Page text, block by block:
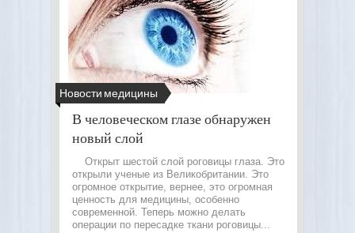
Новости медицины
В человеческом глазе обнаружен
новый слой
Открыт шестой слой роговицы глаза. Это
открыли ученые из Великобритании. Это
огромное открытие, вернее, это огромная
ценность для медицины, особенно
современной. Теперь можно делать
операции по пересадке ткани роговицы...